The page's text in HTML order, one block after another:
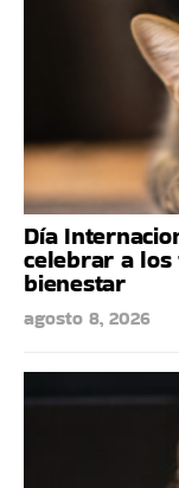
Día
celebrar a
bienestar
agosto 8, 2026